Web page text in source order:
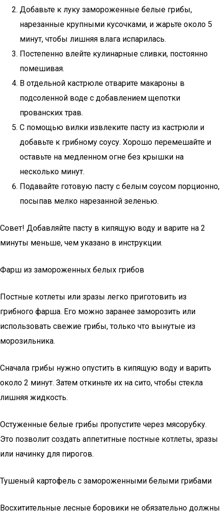
Добавьте к луку замороженные белые грибы,
нарезанные крупными кусочками, и жарьте около 5
минут, чтобы лишняя влага испарилась.
Постепенно влейте кулинарные сливки, постоянно
помешивая.
В отдельной кастрюле отварите макароны в
подсоленной воде с добавлением щепотки
прованских трав.
С помощью вилки извлеките пасту из кастрюли и
добавьте к грибному соусу. Хорошо перемешайте и
оставьте на медленном огне без крышки на
несколько минут.
Подавайте готовую пасту с белым соусом порционно,
посыпав мелко нарезанной зеленью.
Совет! Добавляйте пасту в кипящую воду и варите на 2
минуты меньше, чем указано в инструкции.
Фарш из замороженных белых грибов
Постные котлеты или зразы легко приготовить из
грибного фарша. Его можно заранее заморозить или
использовать свежие грибы, только что вынутые из
морозильника.
Сначала грибы нужно опустить в кипящую воду и варить
около 2 минут. Затем откиньте их на сито, чтобы стекла
лишняя жидкость.
Остуженные белые грибы пропустите через мясорубку.
Это позволит создать аппетитные постные котлеты, зразы
или начинку для пирогов.
Тушеный картофель с замороженными белыми грибами
Восхитительные лесные боровики не обязательно должны